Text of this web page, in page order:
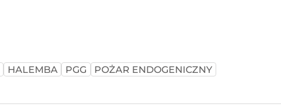
HALEMBA PGG POŻAR ENDOGENICZNY